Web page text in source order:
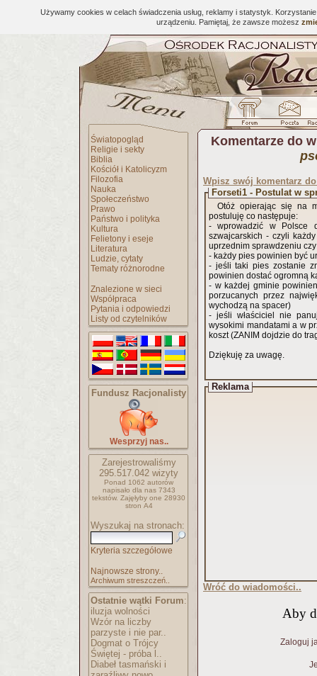
Używamy cookies w celach świadczenia usług, reklamy i statystyk.
urządzeniu. Pamiętaj, że zawsze możesz
Światopogląd
Religie i sekty
Biblia
Kościół i Katolicyzm
Filozofia
Nauka
Społeczeństwo
Prawo
Państwo i polityka
Kultura
Felietony i eseje
Literatura
Ludzie, cytaty
Tematy różnorodne
Znalezione w sieci
Współpraca
Pytania i odpowiedzi
Listy od czytelników
Fundusz Racjonalisty
Wesprzyj nas..
Zarejestrowaliśmy
295.517.042 wizyty
Ponad 1062 autorów
napisało dla nas 7343
tekstów. Zajęłyby one 28930
stron A4
Wyszukaj na stronach:
Kryteria szczegółowe
Najnowsze strony..
Archiwum streszczeń..
Ostatnie wątki Forum:
iluzja wolności
Wzór na liczby
parzyste i nie par..
Dogmat o Trójcy
Świętej - próba l..
Diabeł tasmański i
Komentarze do
Wpisz swój komentarz
Forseti1 - Postulat w
Otóż opierając się na
postuluję co następuje:
- wprowadzić w Polsce
szwajcarskich - czyli
uprzednim sprawdzeniu
- każdy pies powinien być
- jeśli taki pies zostanie
powinien dostać ogromną
- w każdej gminie
porzucanych przez
wychodzą na spacer)
- jeśli właściciel nie
wysokimi mandatami a w
koszt (ZANIM dojdzie do
Dziękuję za uwagę.
Reklama
Wróć do wiadomości..
Aby
Zaloguj